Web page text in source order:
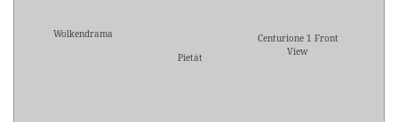
Wolkendrama
Pietät
Centurione 1 Front
View